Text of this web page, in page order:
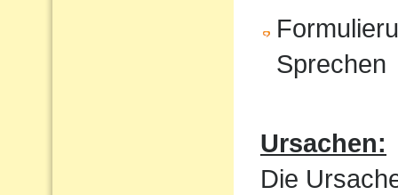
Sprechen
Ursachen:
Die